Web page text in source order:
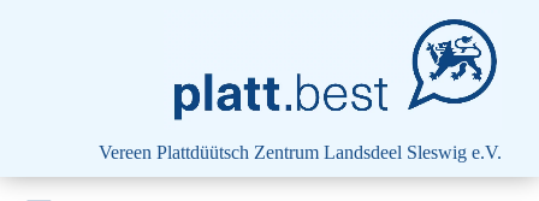
platt.best - Drift vun Harten
Vereen Plattdüütsch ZentrumLandsdeel Sleswig e.V.